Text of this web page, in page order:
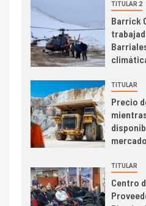
trimestre
I+D
Informe
alcanza
5 I+D
Estudio
del
se
mineras
6 I+D
BHP
cobre
TITULAR 2
Barrick
TITULAR
Precio
TITULAR
Centro